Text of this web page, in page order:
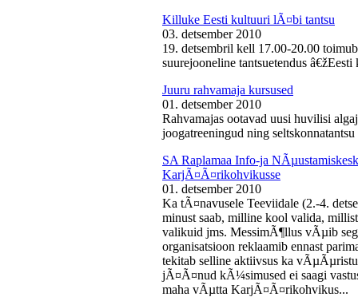
Killuke Eesti kultuuri lÃ¤bi tantsu
03. detsember 2010
19. detsembril kell 17.00-20.00
suurejooneline tantsuetendus
Juuru rahvamaja kursused
01. detsember 2010
Rahvamajas ootavad uusi huvilisi
joogatreeningud ning seltskonnatantsu
SA Raplamaa Info-ja
KarjÃ¤Ã¤rikohvikusse
01. detsember 2010
Ka tÃ¤navusele Teeviidale (2.-4.
minust saab, milline kool valida,
valikuid jms. MessimÃ¶llus vÃµib
organisatsioon reklaamib ennast
tekitab selline aktiivsus ka
jÃ¤Ã¤nud kÃ¼simused ei saagi
maha vÃµtta KarjÃ¤Ã¤rikohvikus...